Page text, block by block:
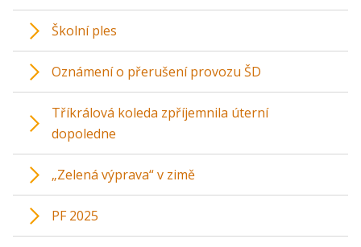
Školní ples
Oznámení o přerušení provozu ŠD
Tříkrálová koleda zpříjemnila úterní
dopoledne
„Zelená výprava“ v zimě
PF 2025